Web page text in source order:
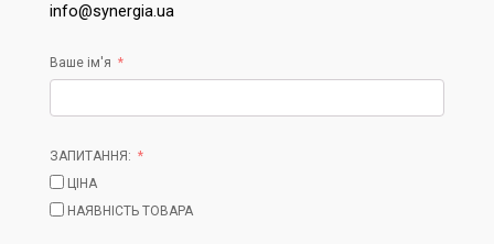
info@synergia.ua
Ваше ім'я
ЗАПИТАННЯ:
ЦІНА
НАЯВНІСТЬ ТОВАРА